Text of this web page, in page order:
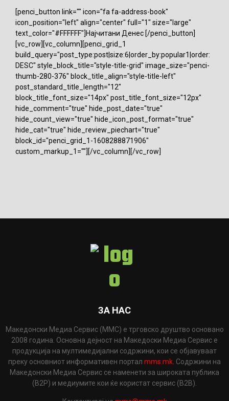
[penci_button link="" icon="fa fa-address-book"
icon_position="left" align="center" full="1" size="large"
text_color="#FFFFFF"]Најчитани Денес [/penci_button]
[vc_row][vc_column][penci_grid_1
build_query="post_type:post|size:6|order_by:popular1|order:
DESC" style_block_title="style-title-grid" image_size="penci-
thumb-280-376" block_title_align="style-title-left"
post_standard_title_length="12"
block_title_font_size="14px" post_title_font_size="12px"
hide_comment="true" hide_post_date="true"
hide_count_view="true" hide_icon_post_format="true"
hide_cat="true" hide_review_piechart="true"
block_id="penci_grid_1-1608288871906"
custom_markup_1=""][/vc_column][/vc_row]
ЗА НАС
Македонски Медиа Сервис (ММС) е трговско друштво основано
2008 година. Основна дејност на Македоски Медиа Сервис е
продукција на мултимедијални содржини, кои се објавуваат
преку основниот информативен портал mms.mk . Содржини на
Македонски Медиа Сервис се наменети за широката публика
(B2P) и медиумите кои ќе користат сервис (B2B).